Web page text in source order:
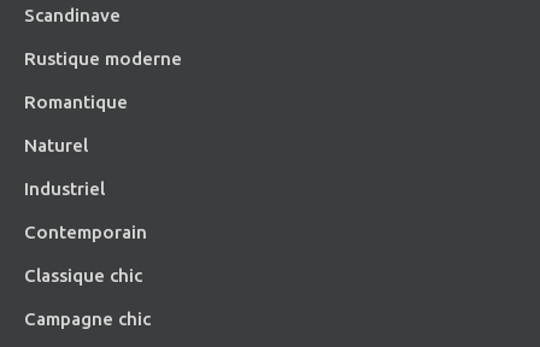
Scandinave
Rustique moderne
Romantique
Naturel
Industriel
Contemporain
Classique chic
Campagne chic